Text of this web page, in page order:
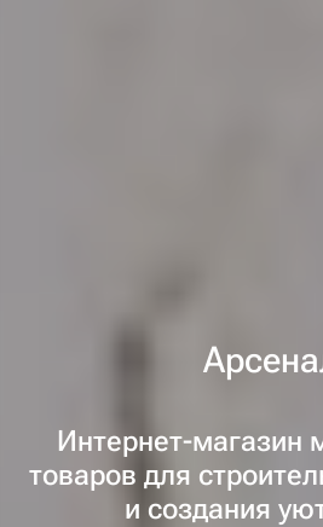
Интернет-магазин
товаров для
и создания